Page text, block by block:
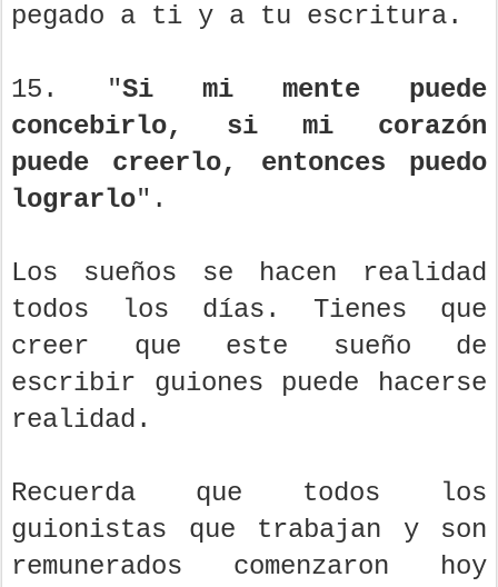
pegado a ti y a tu escritura.
15. "Si mi mente puede
concebirlo, si mi corazón
puede creerlo, entonces puedo
lograrlo".
Los sueños se hacen realidad
todos los días. Tienes que
creer que este sueño de
escribir guiones puede hacerse
realidad.
Recuerda que todos los
guionistas que trabajan y son
remunerados comenzaron hoy